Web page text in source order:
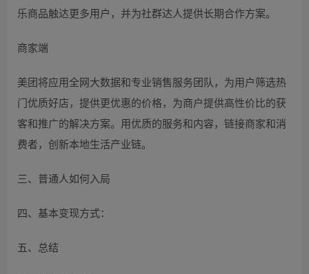
乐商品触达更多用户，并为社群达人提供长期合作方案。
商家端
美团将应用全网大数据和专业销售服务团队，为用户筛选热
门优质好店，提供更优惠的价格，为商户提供高性价比的获
客和推广的解决方案。用优质的服务和内容，链接商家和消
费者，创新本地生活产业链。
三、普通人如何入局
四、基本变现方式：
五、总结